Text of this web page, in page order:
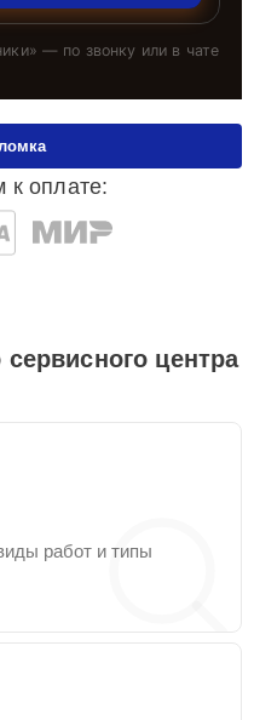
» — по звонку или в чате
оплате:
центра
работ и типы